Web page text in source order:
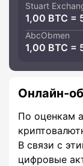
Stuart
1,00 BTC =
AbcObmen
1,00 BTC =
Онлайн-
По оценкам
В связи с
цифровые